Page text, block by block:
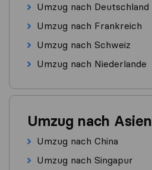
Umzug nach Deutschland
Umzug nach Frankreich
Umzug nach Schweiz
Umzug nach Niederlande
Umzug nach Asien
Umzug nach China
Umzug nach Singapur